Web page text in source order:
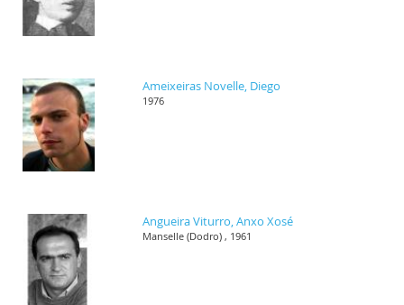
Ameixeiras Novelle, Diego
1976
Angueira Viturro, Anxo Xosé
Manselle (Dodro) , 1961